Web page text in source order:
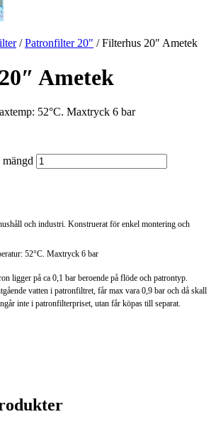
/Patronfilter 20" / Filterhus 20″ Ametek
Ametek
52°C. Maxtryck 6 bar
och industri. Konstruerat för enkel montering och
52°C. Maxtryck 6 bar
ligger på ca 0,1 bar beroende på flöde och patrontyp.
vatten i patronfiltret, får max vara 0,9 bar och då skall
inte i patronfilterpriset, utan får köpas till separat.